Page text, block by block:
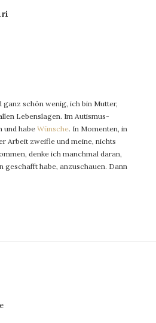
ganz schön wenig, ich bin Mutter,
Lebenslagen. Im Autismus-
und habe Wünsche. In Momenten, in
Arbeit zweifle und meine, nichts
denke ich manchmal daran,
geschafft habe, anzuschauen. Dann